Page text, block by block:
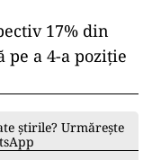
17% din
pe a 4-a poziție
știrile? Urmărește